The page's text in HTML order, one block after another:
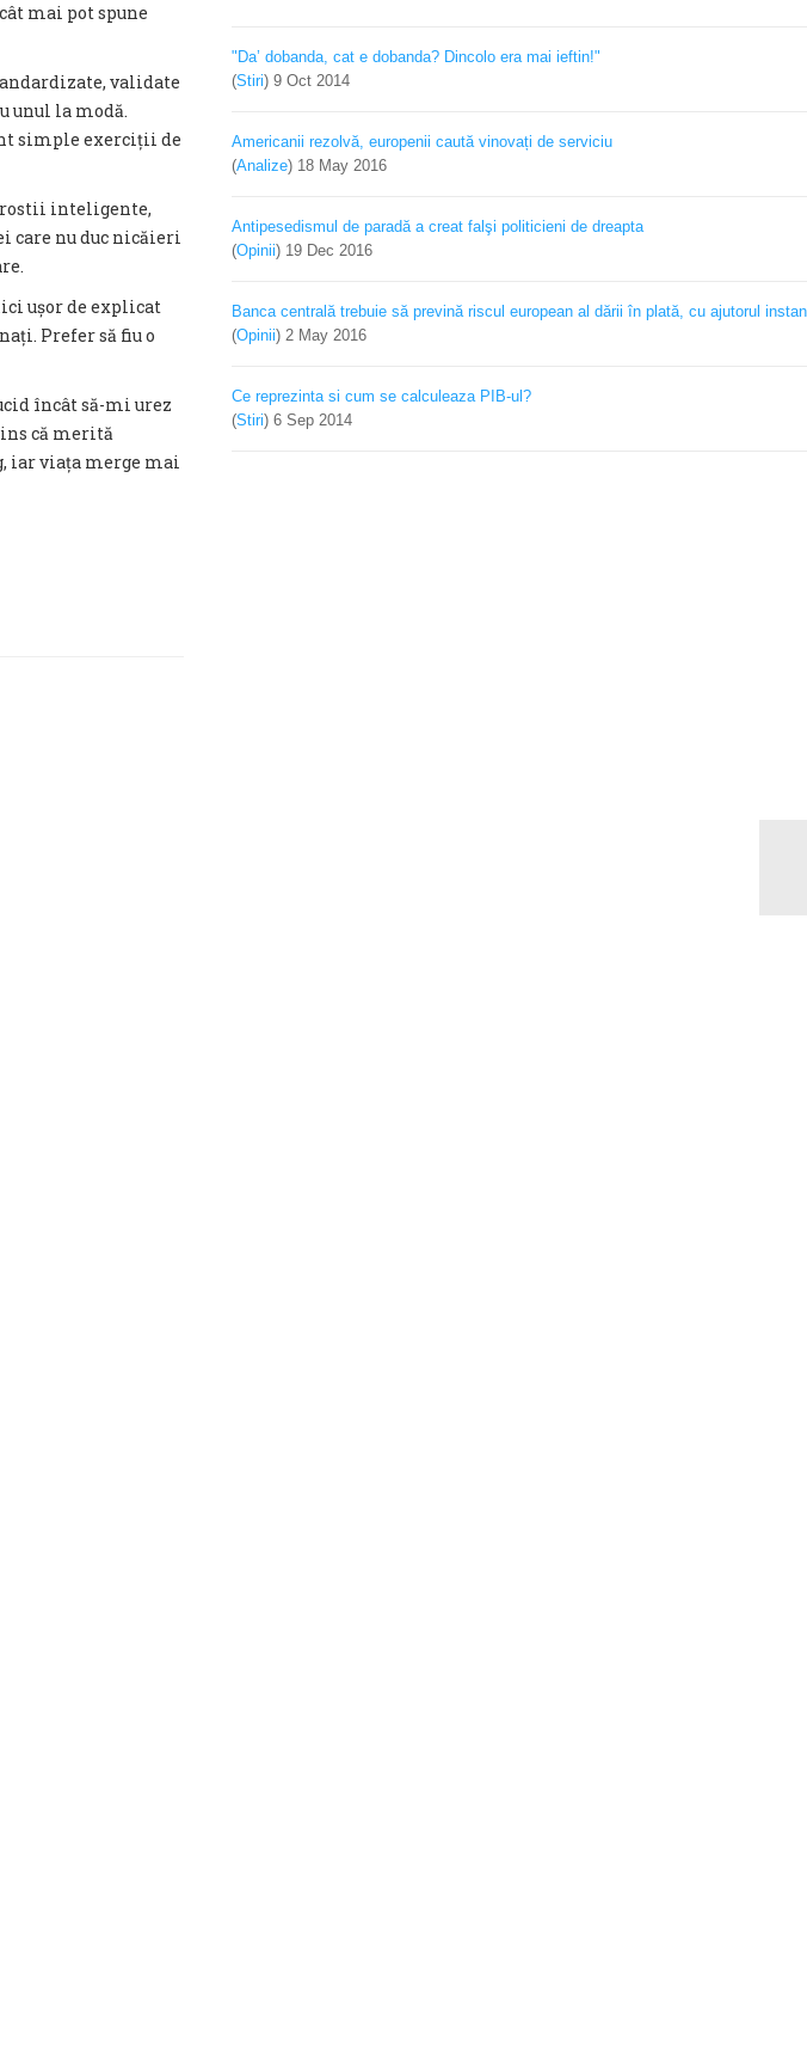
mai pot spune
validate
unul la modă.
simple exerciții de
inteligente,
care nu duc nicăieri
ușor de explicat
Prefer să fiu o
încât să-mi urez
că merită
iar viața merge mai
"Da’ dobanda, cat e dobanda? Dincolo era mai ieftin!"
(Stiri) 9 Oct 2014
Americanii rezolvă, europenii caută vinovați de serviciu
(Analize) 18 May 2016
Antipesedismul de paradă a creat falşi politicieni de dreapta
(Opinii) 19 Dec 2016
Banca centrală trebuie să prevină riscul european al dării în plată, cu ajutorul
(Opinii) 2 May 2016
Ce reprezinta si cum se calculeaza PIB-ul?
(Stiri) 6 Sep 2014